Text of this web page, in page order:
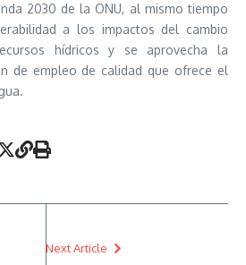
2030 de la ONU, al mismo tiempo
a los impactos del cambio
hídricos y se aprovecha la
de empleo de calidad que ofrece el
Next Article